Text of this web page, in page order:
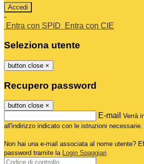
-
Entra con SPID
Entra con CIE
Seleziona utente
button close ×
Recupero password
button close ×
E-mail Verrà
all'indirizzo indicato con le istruzioni necessarie.
Non hai una e-mail associata al nome utente?
password tramite la Login Spaggiari